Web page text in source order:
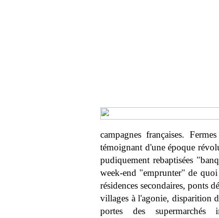
campagnes françaises.
témoignant d'une époque
pudiquement rebaptisées
week-end "emprunter" de quoi
résidences secondaires, ponts
villages à l'agonie, disparition
portes des